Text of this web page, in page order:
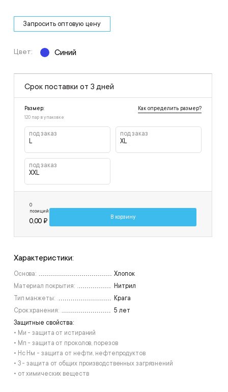
Запросить оптовую цену
Цвет: Синий
Срок поставки от 3 дней
Размер: Как определить размер?
120 пар в упаковке
под заказ
L
под заказ
XL
под заказ
XXL
0
позиций
0,00 ₽
В корзину
Характеристики:
Основа:
Хлопок
Материал покрытия:
Нитрил
Тип манжеты:
Крага
Срок хранения:
5 лет
Защитные свойства:
• Ми - защита от истираний
• Мп - защита от проколов, порезов
• Нс Нм - защита от нефти, нефтепродуктов
• З - защита от общих производственных загрязнений
• от химических веществ